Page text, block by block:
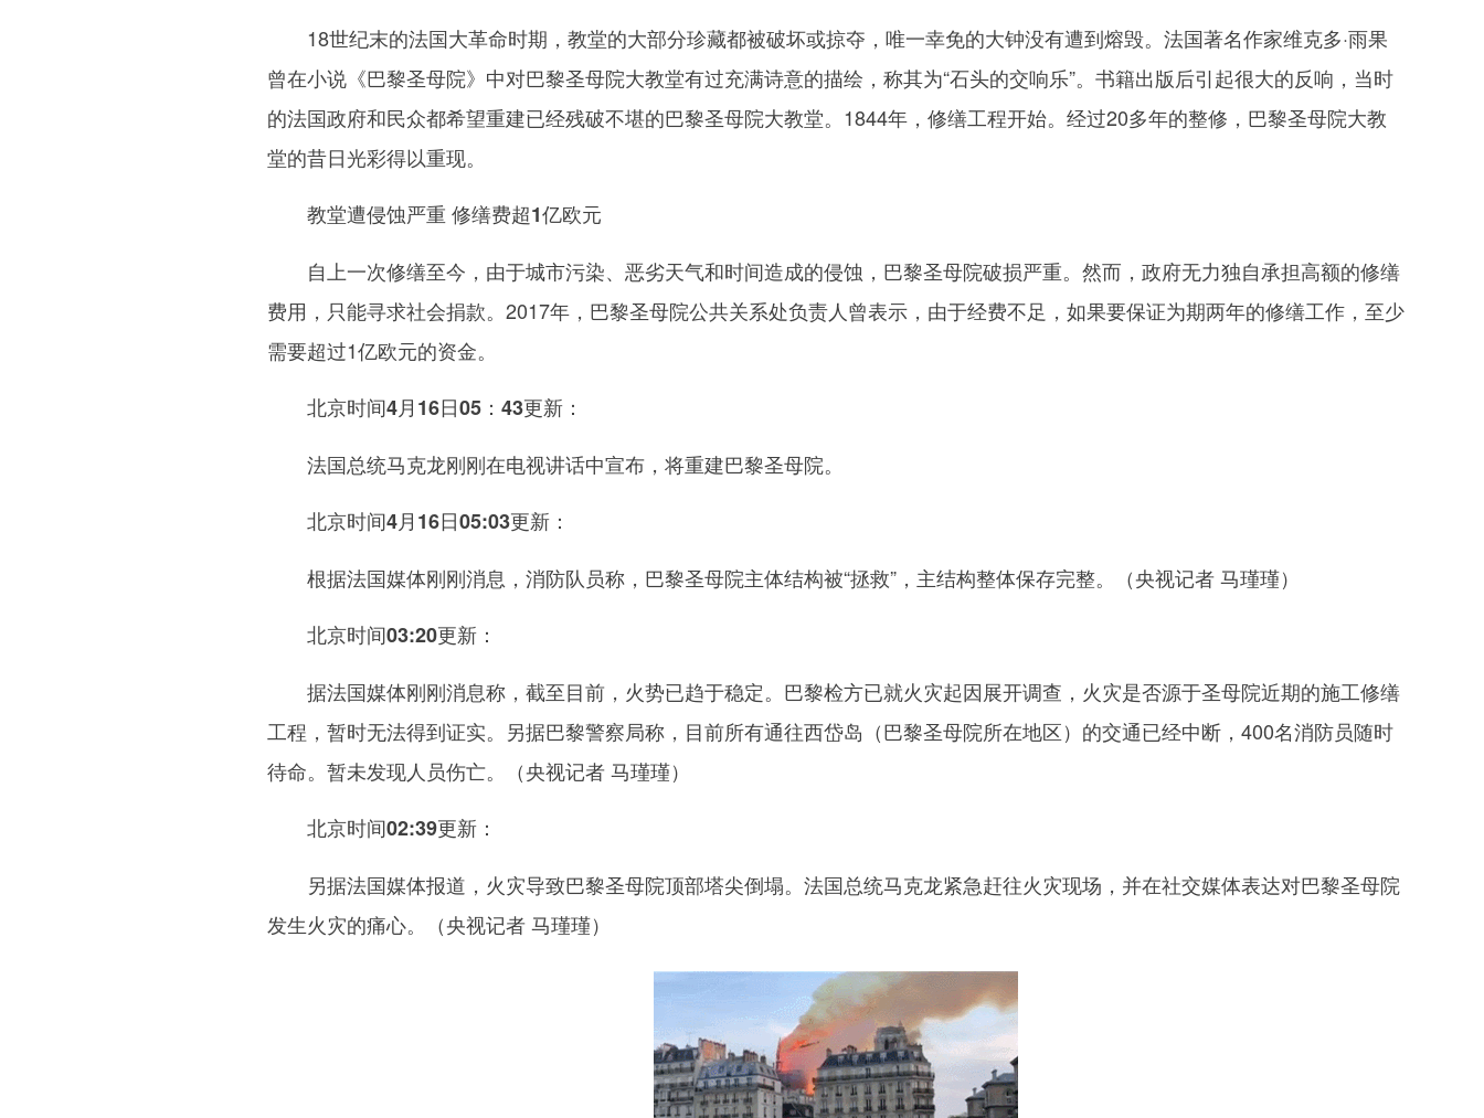
18世纪末的法国大革命时期，教堂的大部分珍藏都被破坏或掠夺，唯一幸免的大钟没有遭到熔毁。法国著名作家维克多·雨果
曾在小说《巴黎圣母院》中对巴黎圣母院大教堂有过充满诗意的描绘，称其为“石头的交响乐”。书籍出版后引起很大的反响，当时
的法国政府和民众都希望重建已经残破不堪的巴黎圣母院大教堂。1844年，修缮工程开始。经过20多年的整修，巴黎圣母院大教
堂的昔日光彩得以重现。
教堂遭侵蚀严重 修缮费超1亿欧元
自上一次修缮至今，由于城市污染、恶劣天气和时间造成的侵蚀，巴黎圣母院破损严重。然而，政府无力独自承担高额的修缮
费用，只能寻求社会捐款。2017年，巴黎圣母院公共关系处负责人曾表示，由于经费不足，如果要保证为期两年的修缮工作，至少
需要超过1亿欧元的资金。
北京时间4月16日05：43更新：
法国总统马克龙刚刚在电视讲话中宣布，将重建巴黎圣母院。
北京时间4月16日05:03更新：
根据法国媒体刚刚消息，消防队员称，巴黎圣母院主体结构被“拯救”，主结构整体保存完整。（央视记者 马瑾瑾）
北京时间03:20更新：
据法国媒体刚刚消息称，截至目前，火势已趋于稳定。巴黎检方已就火灾起因展开调查，火灾是否源于圣母院近期的施工修缮
工程，暂时无法得到证实。另据巴黎警察局称，目前所有通往西岱岛（巴黎圣母院所在地区）的交通已经中断，400名消防员随时
待命。暂未发现人员伤亡。（央视记者 马瑾瑾）
北京时间02:39更新：
另据法国媒体报道，火灾导致巴黎圣母院顶部塔尖倒塌。法国总统马克龙紧急赶往火灾现场，并在社交媒体表达对巴黎圣母院
发生火灾的痛心。（央视记者 马瑾瑾）